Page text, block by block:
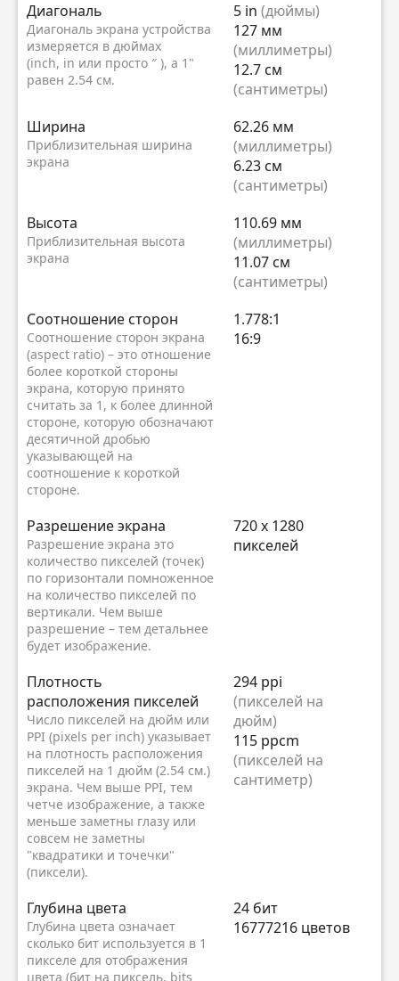
Диагональ
Диагональ экрана устройства
измеряется в дюймах
(inch, in или просто ″ ), а 1"
равен 2.54 см.
5 in (дюймы)
127 мм
(миллиметры)
12.7 см
(сантиметры)
Ширина
Приблизительная ширина
экрана
62.26 мм
(миллиметры)
6.23 см
(сантиметры)
Высота
Приблизительная высота
экрана
110.69 мм
(миллиметры)
11.07 см
(сантиметры)
Соотношение сторон
Соотношение сторон экрана
(aspect ratio) – это отношение
более короткой стороны
экрана, которую принято
считать за 1, к более длинной
стороне, которую обозначают
десятичной дробью
указывающей на
соотношение к короткой
стороне.
1.778:1
16:9
Разрешение экрана
Разрешение экрана это
количество пикселей (точек)
по горизонтали помноженное
на количество пикселей по
вертикали. Чем выше
разрешение – тем детальнее
будет изображение.
720 x 1280
пикселей
Плотность
расположения пикселей
Число пикселей на дюйм или
PPI (pixels per inch) указывает
на плотность расположения
пикселей на 1 дюйм (2.54 см.)
экрана. Чем выше PPI, тем
четче изображение, а также
меньше заметны глазу или
совсем не заметны
"квадратики и точечки"
(пиксели).
294 ppi
(пикселей на
дюйм)
115 ppcm
(пикселей на
сантиметр)
Глубина цвета
Глубина цвета означает
сколько бит используется в 1
пикселе для отображения
цвета (бит на пиксель, bits
24 бит
16777216 цветов